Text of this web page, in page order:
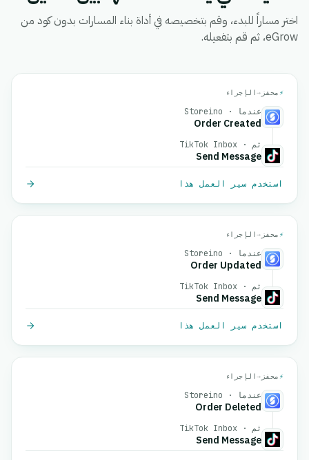
اختر مساراً للبدء، وقم بتخصيصه في أداة بناء المسارات بدون كود من
eGrow، ثم قم بتفعيله.
⚡ محفز →الإجراء
عندما · Storeino
Order Created
ثم · TikTok Inbox
Send Message
استخدم سير العمل هذا
⚡ محفز →الإجراء
عندما · Storeino
Order Updated
ثم · TikTok Inbox
Send Message
استخدم سير العمل هذا
⚡ محفز →الإجراء
عندما · Storeino
Order Deleted
ثم · TikTok Inbox
Send Message